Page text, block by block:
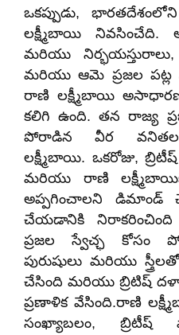
ఒకప్పుడు,
లక్ష్మీబాయి నివసించేది.
మరియు
మరియు ఆమె ప్రజల పట్ల
రాణి లక్ష్మీబాయి
కలిగి ఉంది. తన రాజ్య
పోరాడిన వీర
లక్ష్మీబాయి. ఒకరోజు,
మరియు రాణి
అప్పగించాలని
చేయడానికి
ప్రజల స్వేచ్ఛ కోసం
పురుషులు మరియు
చేసింది మరియు బ్రిటిష్
ప్రణాళిక వేసింది.రాణి
సంఖ్యాబలం,